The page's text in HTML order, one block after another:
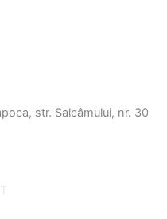
str. Salcâmului, nr. 30